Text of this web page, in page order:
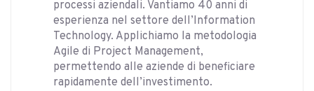
processi aziendali. Vantiamo 40 anni di
esperienza nel settore dell’Information
Technology. Applichiamo la metodologia
Agile di Project Management,
permettendo alle aziende di beneficiare
rapidamente dell’investimento.